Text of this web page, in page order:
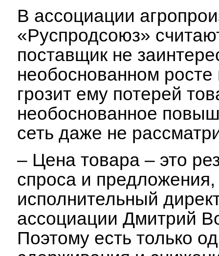
В ассоциации
«Руспродсоюз»
поставщик не
необоснованном росте
грозит ему потерей
необоснованное
сеть даже не
– Цена товара – это
спроса и
исполнительный
ассоциации Дмитрий
Поэтому есть только